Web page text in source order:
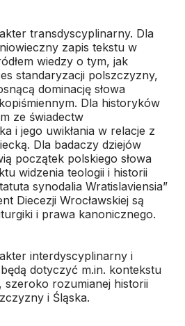
transdyscyplinarny. Dla
zapis tekstu w
wiedzy o tym, jak
standaryzacji polszczyzny,
dominację słowa
Dla historyków
ze świadectw
i jego uwikłania w relacje z
Dla badaczy dziejów
początek polskiego słowa
widzenia teologii i historii
synodalia Wratislaviensia”
Diecezji Wrocławskiej są
i prawa kanonicznego.
interdyscyplinarny i
dotyczyć m.in. kontekstu
szeroko rozumianej historii
i Śląska.